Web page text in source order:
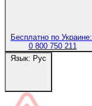
Бесплатно по Украине:
0 800 750 211
Язык: Рус